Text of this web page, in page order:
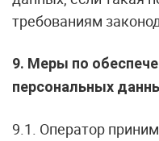
требованиям
9. Меры по
персональных
9.1. Оператор